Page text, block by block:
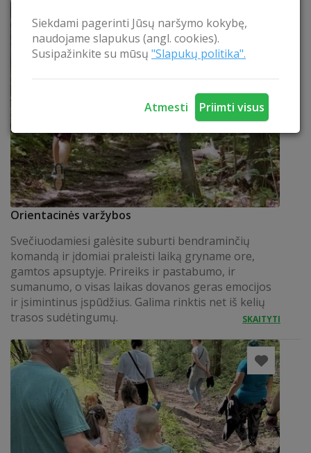
Siekdami pagerinti Jūsų naršymo kokybę,
naudojame slapukus (angl. cookies).
Susipažinkite su mūsų "Slapukų politika".
Atmesti Priimti visus
Orientacinės varžybos
Svečiuodamiesi galėsite suburti bendraminčių
komandą ir įdomiai praleisti laiką gryname ore,
gamtos apsuptyje. Prireiks ir pastabumo, ir
sumanumo, o visas laikas dovanos geras emocijos
ir įsimintinus įspūdžius. Galima rinktis net iš kelių
trasos sudėtingumų.
SKAITYTI